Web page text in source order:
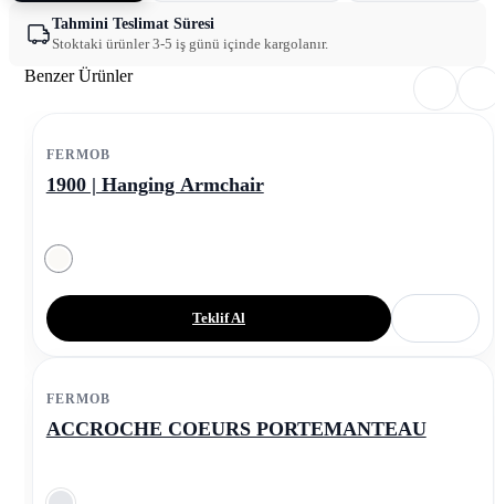
Tahmini Teslimat Süresi
Stoktaki ürünler 3-5 iş günü içinde kargolanır.
Benzer Ürünler
FERMOB
1900 | Hanging Armchair
Teklif Al
FERMOB
ACCROCHE COEURS PORTEMANTEAU